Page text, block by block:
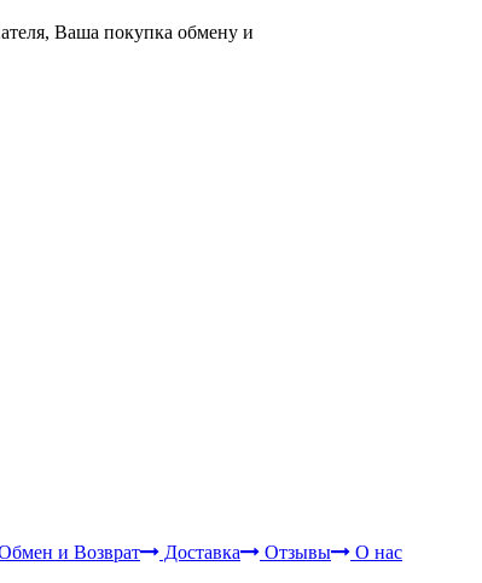
Ваша покупка обмену и
и Возврат Доставка Отзывы О нас